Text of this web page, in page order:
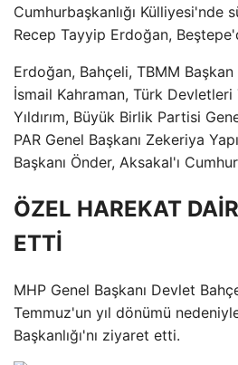
Cumhurbaşkanlığı Külliyesi'nde
Recep Tayyip Erdoğan,
Erdoğan, Bahçeli, TBMM Başkan
İsmail Kahraman, Türk Devletleri
Yıldırım, Büyük Birlik Partisi
PAR Genel Başkanı Zekeriya
Başkanı Önder, Aksakal'ı
ÖZEL HAREKAT
ETTİ
MHP Genel Başkanı Devlet
Temmuz'un yıl dönümü
Başkanlığı'nı ziyaret etti.